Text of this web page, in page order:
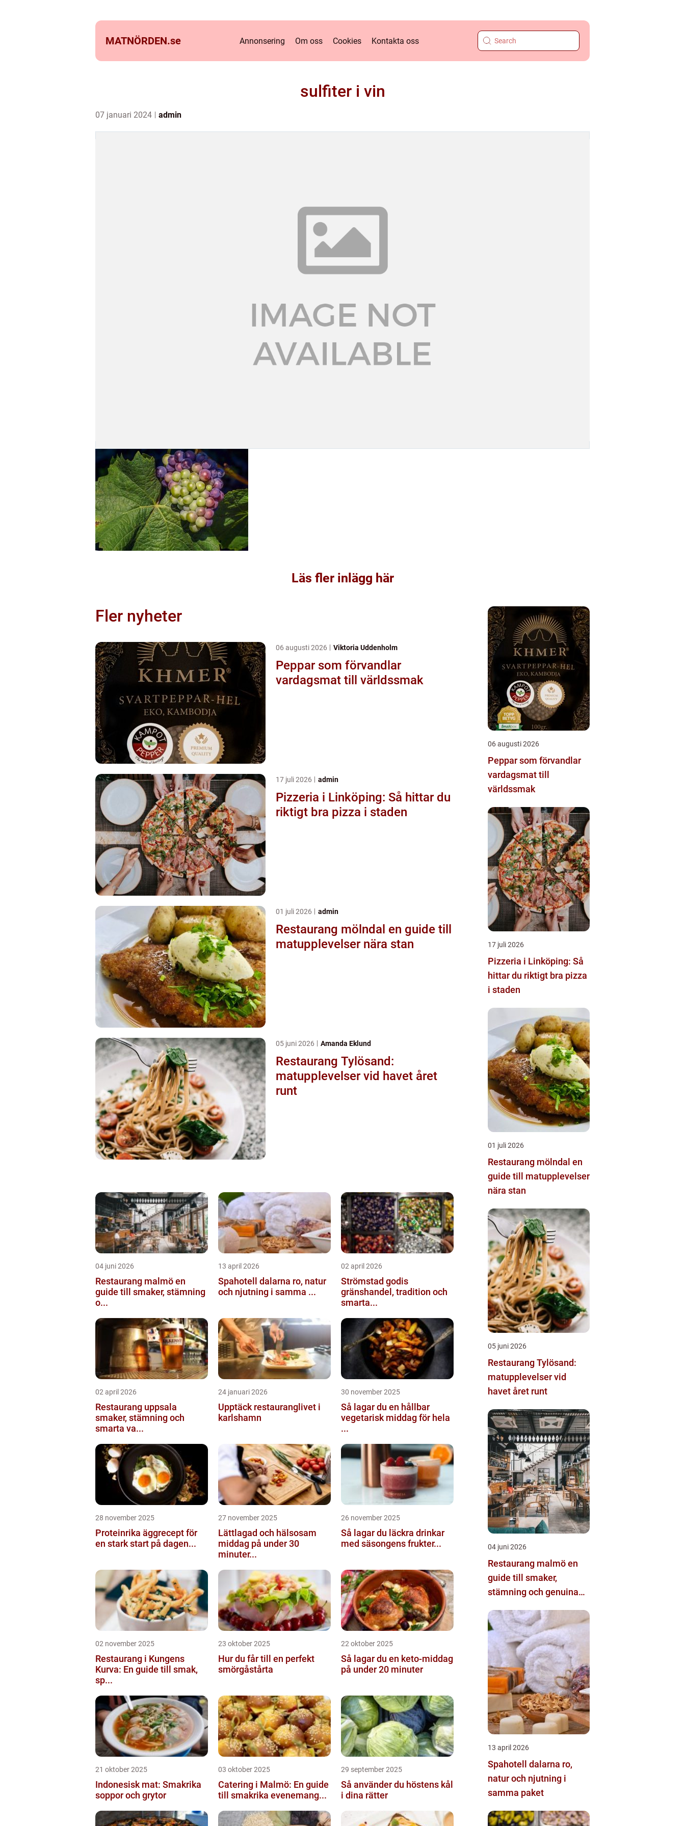
MATNÖRDEN.se Annonsering Om oss Cookies Kontakta oss
sulfiter i vin
07 januari 2024 admin
Läs fler inlägg här
Fler nyheter
06 augusti 2026 Viktoria Uddenholm
Peppar som förvandlar
vardagsmat till världssmak
17 juli 2026 admin
Pizzeria i Linköping: Så hittar du
riktigt bra pizza i staden
01 juli 2026 admin
Restaurang mölndal en guide till
matupplevelser nära stan
05 juni 2026 Amanda Eklund
Restaurang Tylösand:
matupplevelser vid havet året
runt
04 juni 2026
Restaurang malmö en
guide till smaker, stämning
o...
13 april 2026
Spahotell dalarna ro, natur
och njutning i samma ...
02 april 2026
Strömstad godis
gränshandel, tradition och
smarta...
02 april 2026
Restaurang uppsala
smaker, stämning och
smarta va...
24 januari 2026
Upptäck restauranglivet i
karlshamn
30 november 2025
Så lagar du en hållbar
vegetarisk middag för hela
...
28 november 2025
Proteinrika äggrecept för
en stark start på dagen...
27 november 2025
Lättlagad och hälsosam
middag på under 30
minuter...
26 november 2025
Så lagar du läckra drinkar
med säsongens frukter...
02 november 2025
Restaurang i Kungens
Kurva: En guide till smak,
sp...
23 oktober 2025
Hur du får till en perfekt
smörgåstårta
22 oktober 2025
Så lagar du en keto-middag
på under 20 minuter
21 oktober 2025
Indonesisk mat: Smakrika
soppor och grytor
03 oktober 2025
Catering i Malmö: En guide
till smakrika evenemang...
29 september 2025
Så använder du höstens kål
i dina rätter
06 augusti 2026
Peppar som förvandlar
vardagsmat till
världssmak
17 juli 2026
Pizzeria i Linköping: Så
hittar du riktigt bra pizza
i staden
01 juli 2026
Restaurang mölndal en
guide till matupplevelser
nära stan
05 juni 2026
Restaurang Tylösand:
matupplevelser vid
havet året runt
04 juni 2026
Restaurang malmö en
guide till smaker,
stämning och genuina
13 april 2026
Spahotell dalarna ro,
natur och njutning i
samma paket